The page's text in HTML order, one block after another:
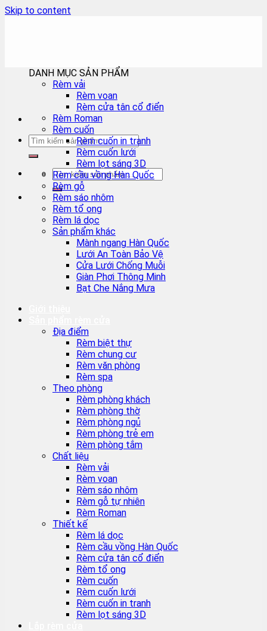
Skip to content
DANH MỤC SẢN PHẨM
Rèm vải
Rèm voan
Rèm cửa tân cổ điển
Rèm Roman
Rèm cuốn
Rèm cuốn in tranh
Rèm cuốn lưới
Rèm lọt sáng 3D
Rèm cầu vồng Hàn Quốc
Rèm gỗ
Rèm sáo nhôm
Rèm tổ ong
Rèm lá dọc
Sản phẩm khác
Mành ngang Hàn Quốc
Lưới An Toàn Bảo Vệ
Cửa Lưới Chống Muỗi
Giàn Phơi Thông Minh
Bạt Che Nắng Mưa
Địa điểm
Rèm biệt thự
Rèm chung cư
Rèm văn phòng
Rèm spa
Theo phòng
Rèm phòng khách
Rèm phòng thờ
Rèm phòng ngủ
Rèm phòng trẻ em
Rèm phòng tắm
Chất liệu
Rèm vải
Rèm voan
Rèm sáo nhôm
Rèm gỗ tự nhiên
Rèm Roman
Thiết kế
Rèm lá dọc
Rèm cầu vồng Hàn Quốc
Rèm cửa tân cổ điển
Rèm tổ ong
Rèm cuốn
Rèm cuốn lưới
Rèm cuốn in tranh
Rèm lọt sáng 3D